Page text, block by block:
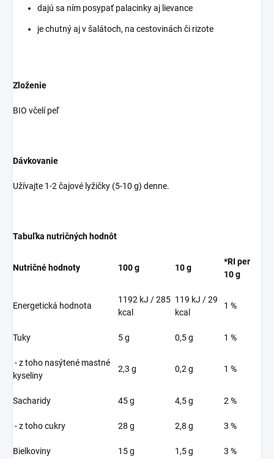
dajú sa ním posypať palacinky aj lievance
je chutný aj v šalátoch, na cestovinách či rizote
Zloženie
BIO včelí peľ
Dávkovanie
Užívajte 1-2 čajové lyžičky (5-10 g) denne.
Tabuľka nutričných hodnôt
Nutričné hodnoty 100 g 10 g
*RI per
10 g
Energetická hodnota
1192 kJ / 285
kcal
119 kJ / 29
kcal
1 %
Tuky 5 g 0,5 g 1 %
- z toho nasýtené mastné
kyseliny
2,3 g 0,2 g 1 %
Sacharidy 45 g 4,5 g 2 %
- z toho cukry 28 g 2,8 g 3 %
Bielkoviny 15 g 1,5 g 3 %